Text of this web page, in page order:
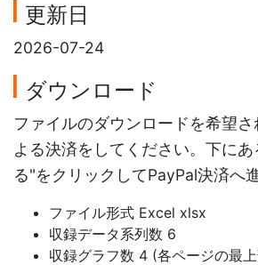
更新日
2026-07-24
ダウンロード
ファイルのダウンロードを希望
よる決済をしてください。下に
る"をクリックしてPayPal決済へ
ファイル形式 Excel xlsx
収録データ系列数 6
収録グラフ数 4 (各ページの最